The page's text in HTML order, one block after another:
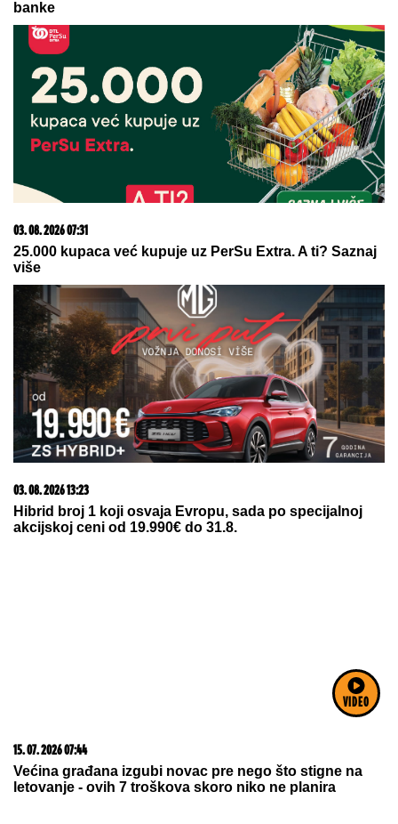
VIDEO
07. 08. 2026 13:36
VEST KOJA JE UZDRMALA PLANETU! Janik Siner se
povlači?
23. 07. 2026 12:47
Letnje večeri u gradu više nisu rezervisane za vikend:
Zašto sve više ljudi bira večeru koja se spontano
pretvori u druženje